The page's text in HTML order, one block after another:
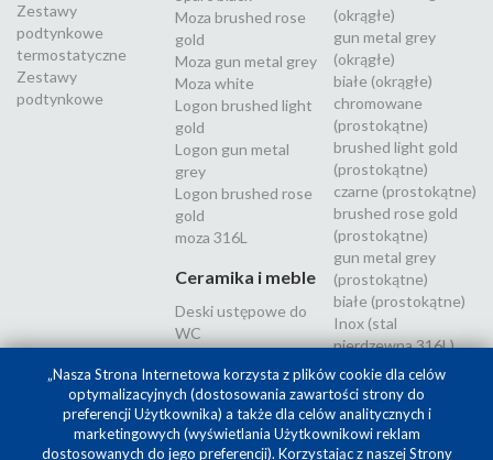
Zestawy
podtynkowe
termostatyczne
Zestawy
podtynkowe
Moza brushed rose
gold
Moza gun metal grey
Moza white
Logon brushed light
gold
Logon gun metal
grey
Logon brushed rose
gold
moza 316L
Ceramika i meble
Deski ustępowe do
WC
(okrągłe)
gun metal grey
(okrągłe)
białe (okrągłe)
chromowane
(prostokątne)
brushed light gold
(prostokątne)
czarne (prostokątne)
brushed rose gold
(prostokątne)
gun metal grey
(prostokątne)
białe (prostokątne)
Inox (stal
nierdzewna 316L)
„Nasza Strona Internetowa korzysta z plików cookie dla celów
optymalizacyjnych (dostosowania zawartości strony do
preferencji Użytkownika) a także dla celów analitycznych i
marketingowych (wyświetlania Użytkownikowi reklam
dostosowanych do jego preferencji). Korzystając z naszej Strony